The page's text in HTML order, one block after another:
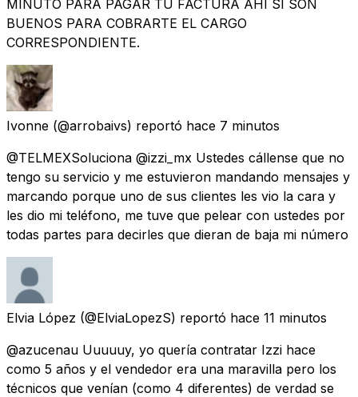
MINUTO PARA PAGAR TU FACTURA AHI SI SON
BUENOS PARA COBRARTE EL CARGO
CORRESPONDIENTE.
Ivonne (@arrobaivs) reportó hace 7 minutos
@TELMEXSoluciona @izzi_mx Ustedes cállense que no
tengo su servicio y me estuvieron mandando mensajes y
marcando porque uno de sus clientes les vio la cara y
les dio mi teléfono, me tuve que pelear con ustedes por
todas partes para decirles que dieran de baja mi número
Elvia López (@ElviaLopezS) reportó hace 11 minutos
@azucenau Uuuuuy, yo quería contratar Izzi hace
como 5 años y el vendedor era una maravilla pero los
técnicos que venían (como 4 diferentes) de verdad se